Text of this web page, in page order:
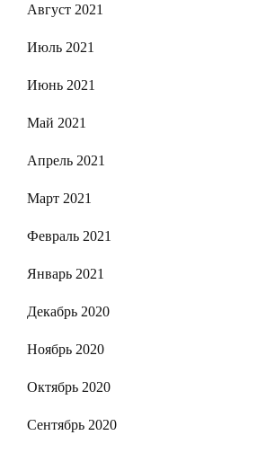
Август 2021
Июль 2021
Июнь 2021
Май 2021
Апрель 2021
Март 2021
Февраль 2021
Январь 2021
Декабрь 2020
Ноябрь 2020
Октябрь 2020
Сентябрь 2020